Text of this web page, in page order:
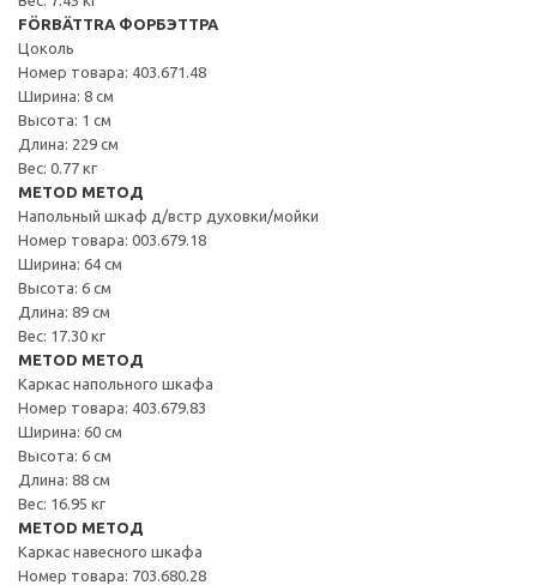
FÖRBÄTTRA ФОРБЭТТРА
Цоколь
Номер товара: 403.671.48
Ширина: 8 см
Высота: 1 см
Длина: 229 см
Вес: 0.77 кг
METOD МЕТОД
Напольный шкаф д/встр духовки/мойки
Номер товара: 003.679.18
Ширина: 64 см
Высота: 6 см
Длина: 89 см
Вес: 17.30 кг
METOD МЕТОД
Каркас напольного шкафа
Номер товара: 403.679.83
Ширина: 60 см
Высота: 6 см
Длина: 88 см
Вес: 16.95 кг
METOD МЕТОД
Каркас навесного шкафа
Номер товара: 703.680.28